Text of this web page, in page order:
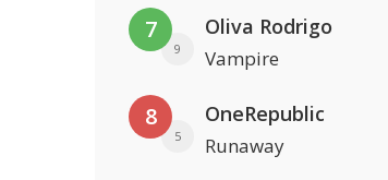
7
9
Oliva Rodrigo
Vampire
8
5
OneRepublic
Runaway